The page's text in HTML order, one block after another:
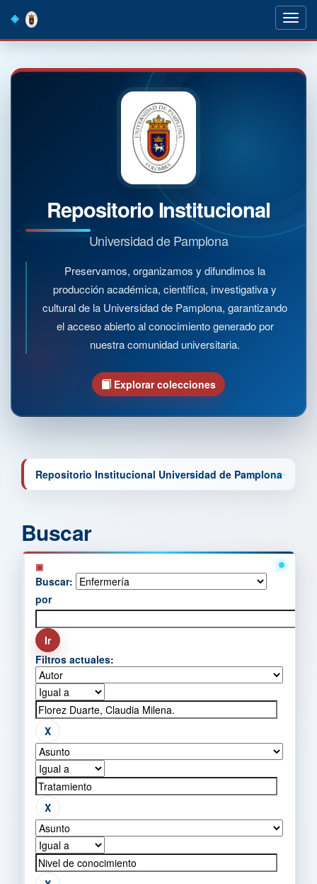
navigation
Repositorio Institucional
Universidad de Pamplona
Preservamos, organizamos y difundimos la
producción académica, científica, investigativa y
cultural de la Universidad de Pamplona, garantizando
el acceso abierto al conocimiento generado por
nuestra comunidad universitaria.
Explorar colecciones
Repositorio Institucional Universidad de Pamplona
Buscar
Buscar:
por
Filtros actuales: